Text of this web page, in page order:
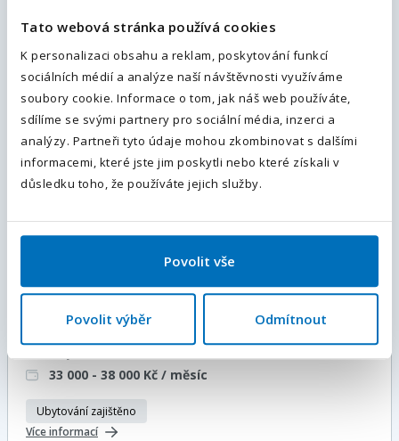
Tato webová stránka používá cookies
K personalizaci obsahu a reklam, poskytování funkcí
sociálních médií a analýze naší návštěvnosti využíváme
soubory cookie. Informace o tom, jak náš web používáte,
sdílíme se svými partnery pro sociální média, inzerci a
analýzy. Partneři tyto údaje mohou zkombinovat s dalšími
informacemi, které jste jim poskytli nebo které získali v
důsledku toho, že používáte jejich služby.
Povolit vše
Povolit výběr Odmítnout
Obsluha strojů (m/ž) | výroba obalů |
i bez praxe
Opava, Moravskoslezský kraj, Česká republika
Plný úvazek
31 500 - 33 000Kč / měsíc
Montáž světel I až 38 000 Kč I
Ubytování, 13.,14. mzda (m/ž)
Mohelnice, Šumperk, Olomoucký kraj, Česká republika
33 000 - 38 000 Kč / měsíc
Ubytování zajištěno
Více informací
Váš telefon*
Předvolba
Odesláním souhlasíte sezpracováním osobních údajů.
Odeslat